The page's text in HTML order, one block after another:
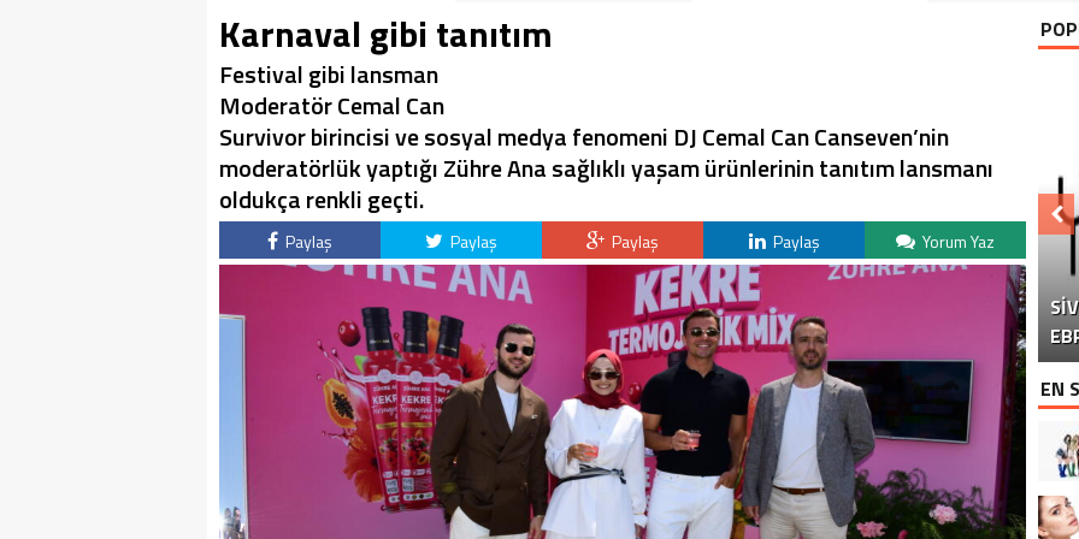
Karnaval gibi tanıtım
Festival gibi lansman
Moderatör Cemal Can
Survivor birincisi ve sosyal medya fenomeni DJ Cemal Can Canseven’nin
moderatörlük yaptığı Zühre Ana sağlıklı yaşam ürünlerinin tanıtım lansmanı
oldukça renkli geçti.
Paylaş Paylaş Paylaş Paylaş Yorum Yaz
EN